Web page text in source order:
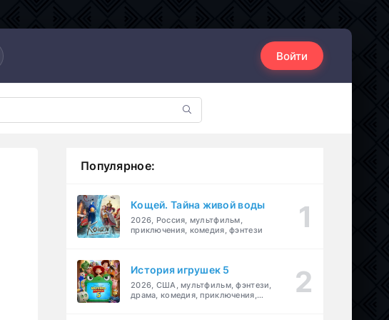
Войти
Популярное:
Кощей. Тайна живой воды
2026, Россия, мультфильм,
приключения, комедия, фэнтези
История игрушек 5
2026, США, мультфильм, фэнтези,
драма, комедия, приключения,